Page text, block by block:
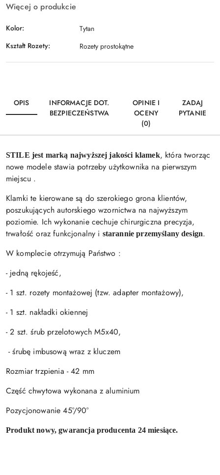
Więcej o produkcie
Kolor:
Tytan
Kształt Rozety:
Rozety prostokątne
OPIS
INFORMACJE DOT.
BEZPIECZEŃSTWA
OPINIE I
OCENY
(0)
ZADAJ
PYTANIE
STILE jest marką najwyższej jakości klamek, która tworząc
nowe modele stawia potrzeby użytkownika na pierwszym
miejscu .
Klamki te kierowane są do szerokiego grona klientów,
poszukujących autorskiego wzornictwa na najwyższym
poziomie. Ich wykonanie cechuje chirurgiczna precyzja,
trwałość oraz funkcjonalny i starannie przemyślany design.
W komplecie otrzymują Państwo :
- jedną rękojeść,
- 1 szt. rozety montażowej (tzw. adapter montażowy),
- 1 szt. nakładki okiennej
- 2 szt. śrub przelotowych M5x40,
- śrubę imbusową wraz z kluczem
Rozmiar trzpienia - 42 mm
Część chwytowa wykonana z aluminium
Pozycjonowanie 45°/90°
Produkt nowy, gwarancja producenta 24 miesiące.